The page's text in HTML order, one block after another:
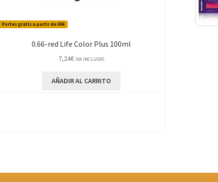
Portes gratis a partir de 69€
0.66-red Life Color Plus 100ml
7,24€ IVA INCLUIDO
AÑADIR AL CARRITO